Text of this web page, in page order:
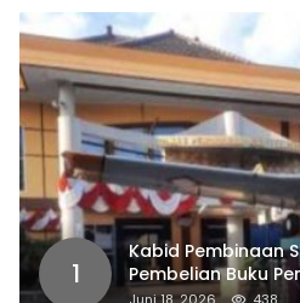
1
Kabid Pembinaan
Pembelian Buku
Dipaksakan